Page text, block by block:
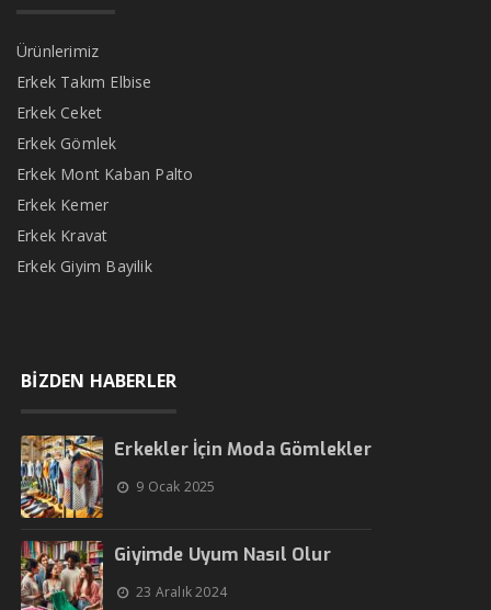
Ürünlerimiz
Erkek Takım Elbise
Erkek Ceket
Erkek Gömlek
Erkek Mont Kaban Palto
Erkek Kemer
Erkek Kravat
Erkek Giyim Bayilik
BİZDEN HABERLER
Erkekler İçin Moda Gömlekler
9 Ocak 2025
Giyimde Uyum Nasıl Olur
23 Aralık 2024